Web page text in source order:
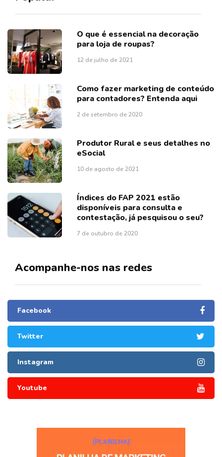
O que é essencial na decoração
para loja de roupas?
12 de julho de 2021
Como fazer marketing de conteúdo
para contadores? Entenda aqui
2 de setembro de 2020
Produtor Rural e seus detalhes no
eSocial
10 de agosto de 2021
Índices do FAP 2021 estão
disponíveis para consulta e
contestação, já pesquisou o seu?
7 de outubro de 2020
Acompanhe-nos nas redes
Facebook
Twitter
Instagram
Youtube